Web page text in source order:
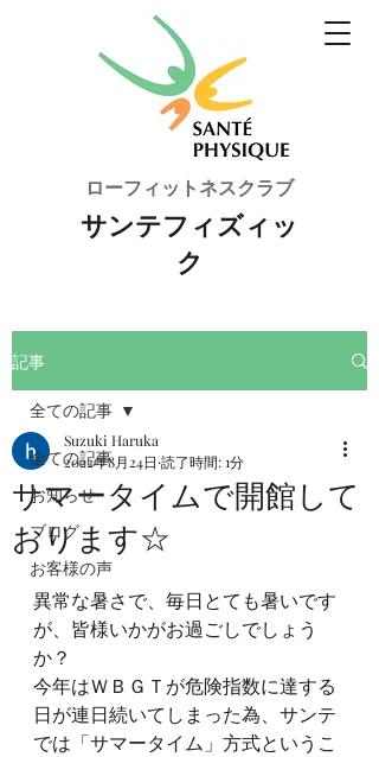
ローフィットネスクラブ
サンテフィズィッ
ク
記事
全ての記事
お知らせ
ブログ
お客様の声
全ての記事
サマータイムで開館して
おります☆
Suzuki Haruka
2022年8月24日 読了時間: 1分
異常な暑さで、毎日とても暑いです
が、皆様いかがお過ごしでしょう
か？
今年はＷＢＧＴが危険指数に達する
日が連日続いてしまった為、サンテ
では「サマータイム」方式というこ